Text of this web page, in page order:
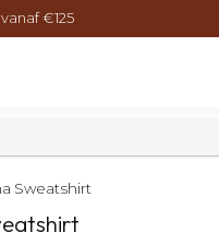
€125
Sweatshirt